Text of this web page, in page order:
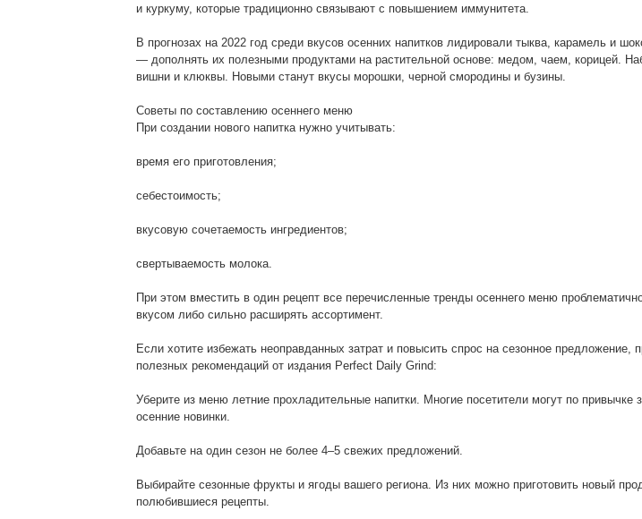
и куркуму, которые традиционно связывают с повышением иммунитета.
В прогнозах на 2022 год среди вкусов осенних напитков лидировали тыква, карамель и
— дополнять их полезными продуктами на растительной основе: медом, чаем, корицей.
вишни и клюквы. Новыми станут вкусы морошки, черной смородины и бузины.
Советы по составлению осеннего меню
При создании нового напитка нужно учитывать:
время его приготовления;
себестоимость;
вкусовую сочетаемость ингредиентов;
свертываемость молока.
При этом вместить в один рецепт все перечисленные тренды осеннего меню
вкусом либо сильно расширять ассортимент.
Если хотите избежать неоправданных затрат и повысить спрос на сезонное предложение,
полезных рекомендаций от издания Perfect Daily Grind:
Уберите из меню летние прохладительные напитки. Многие посетители могут по привычке
осенние новинки.
Добавьте на один сезон не более 4–5 свежих предложений.
Выбирайте сезонные фрукты и ягоды вашего региона. Из них можно приготовить новый
полюбившиеся рецепты.